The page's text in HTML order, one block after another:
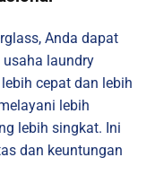
Anda dapat
laundry
cepat dan lebih
lebih
lebih singkat. Ini
dan keuntungan